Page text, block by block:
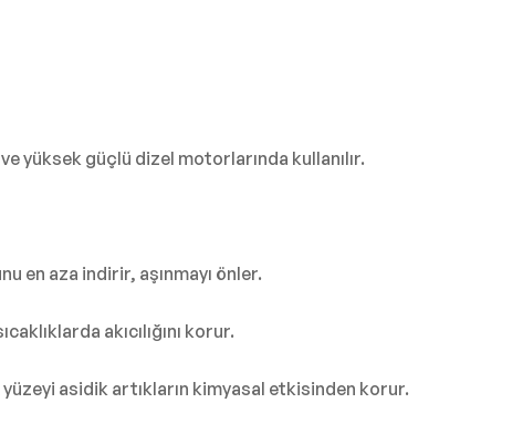
yüksek güçlü dizel motorlarında kullanılır.
en aza indirir, aşınmayı önler.
akıcılığını korur.
asidik artıkların kimyasal etkisinden korur.